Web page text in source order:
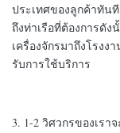
ประเทศของลูกค้าทันที
ถึงท่าเรือที่ต้องการดั
เครื่องจักรมาถึงโรง
รับการใช้บริการ
3. 1-2 วิศวกรของเร